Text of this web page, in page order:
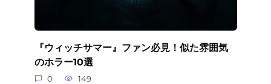
『ウィッチサマー』ファン必見！似た雰囲気
のホラー10選
0 149